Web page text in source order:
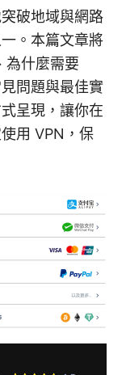
破地域與網路
。本篇文章將
為什麼需要
問題與最佳實
呈現，讓你在
用 VPN，保